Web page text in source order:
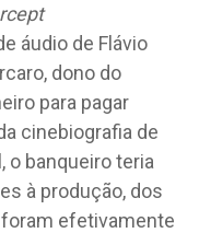
áudio de Flávio
dono do
para pagar
cinebiografia de
o banqueiro teria
à produção, dos
efetivamente